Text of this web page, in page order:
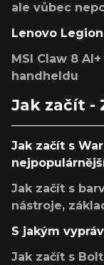
ale vůbec
Lenovo
MSI Claw 8
handheldu
Jak začít -
Jak začít s
Jak začít s
nástroje,
S jakým
Jak začít s